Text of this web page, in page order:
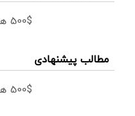
500$ هدیه به کاربران جدید،ثبت نام کن
مطالب پیشنهادی
500$ هدیه به کاربران جدید،ثبت نام کن